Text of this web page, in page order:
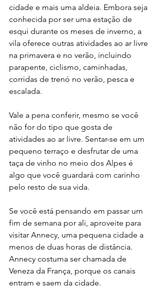
cidade e mais uma aldeia. Embora seja
conhecida por ser uma estação de
esqui durante os meses de inverno, a
vila oferece outras atividades ao ar livre
na primavera e no verão, incluindo
parapente, ciclismo, caminhadas,
corridas de trenó no verão, pesca e
escalada.
Vale a pena conferir, mesmo se você
não for do tipo que gosta de
atividades ao ar livre. Sentar-se em um
pequeno terraço e desfrutar de uma
taça de vinho no meio dos Alpes é
algo que você guardará com carinho
pelo resto de sua vida.
Se você está pensando em passar um
fim de semana por ali, aproveite para
visitar Annecy, uma pequena cidade a
menos de duas horas de distância.
Annecy costuma ser chamada de
Veneza da França, porque os canais
entram e saem da cidade.